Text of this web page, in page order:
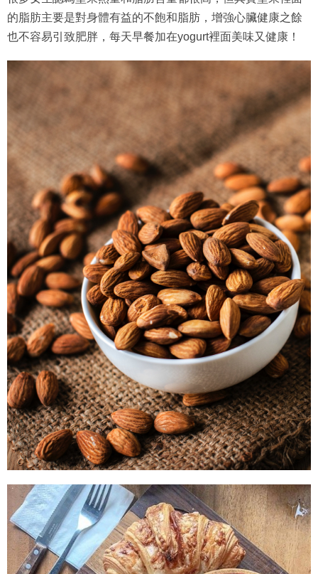
的脂肪主要是對身體有益的不飽和脂肪，增強心臟健康之餘
也不容易引致肥胖，每天早餐加在yogurt裡面美味又健康！